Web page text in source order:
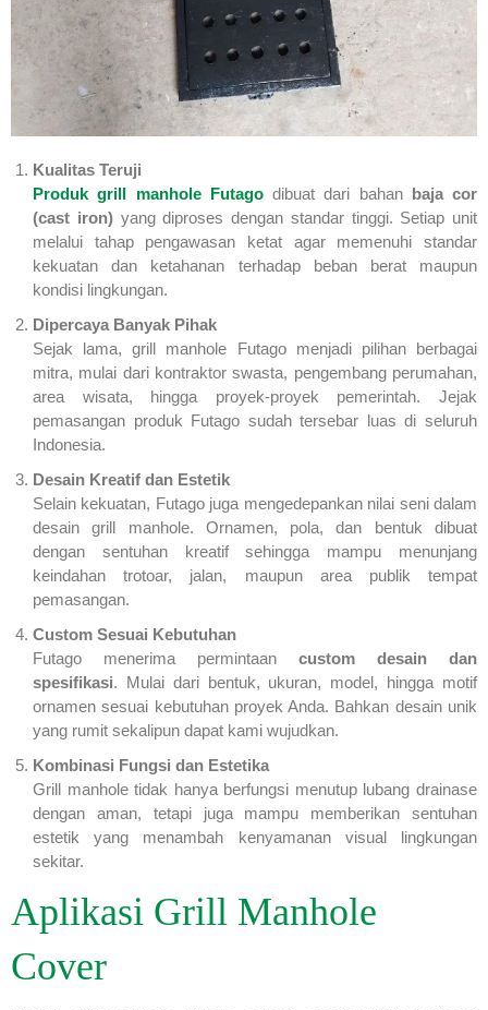
Kualitas Teruji
Produk grill manhole Futagodibuat dari bahan baja cor
(cast iron)yang diproses dengan standar tinggi. Setiap unit
melalui tahap pengawasan ketat agar memenuhi standar
kekuatan dan ketahanan terhadap beban berat maupun
kondisi lingkungan.
Dipercaya Banyak Pihak
Sejak lama, grill manhole Futago menjadi pilihan berbagai
mitra, mulai dari kontraktor swasta, pengembang perumahan,
area wisata, hingga proyek-proyek pemerintah. Jejak
pemasangan produk Futago sudah tersebar luas di seluruh
Indonesia.
Desain Kreatif dan Estetik
Selain kekuatan, Futago juga mengedepankan nilai seni dalam
desain grill manhole. Ornamen, pola, dan bentuk dibuat
dengan sentuhan kreatif sehingga mampu menunjang
keindahan trotoar, jalan, maupun area publik tempat
pemasangan.
Custom Sesuai Kebutuhan
Futago menerima permintaan custom desain dan
spesifikasi. Mulai dari bentuk, ukuran, model, hingga motif
ornamen sesuai kebutuhan proyek Anda. Bahkan desain unik
yang rumit sekalipun dapat kami wujudkan.
Kombinasi Fungsi dan Estetika
Grill manhole tidak hanya berfungsi menutup lubang drainase
dengan aman, tetapi juga mampu memberikan sentuhan
estetik yang menambah kenyamanan visual lingkungan
sekitar.
Aplikasi Grill Manhole
Cover